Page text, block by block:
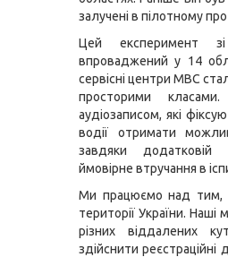
залучені в пілотному
Цей експеримент
впроваджений у 14
сервісні центри МВС
просторими
аудіозаписом, які
водії отримати
завдяки додатковій
ймовірне втручання в
Ми працюємо над тим,
території України.
різних віддалених
здійснити реєстраційні